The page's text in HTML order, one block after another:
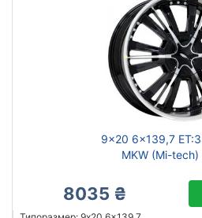
9x20 6x139,7
MKW (Mi-tech)
8035 ₴
Сбросить